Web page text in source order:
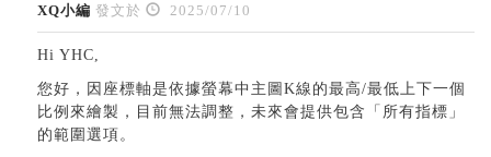
XQ小編 發文於 2025/07/10
Hi YHC,
您好，因座標軸是依據螢幕中主圖K線的最高/最低上下一個
比例來繪製，目前無法調整，未來會提供包含「所有指標」
的範圍選項。